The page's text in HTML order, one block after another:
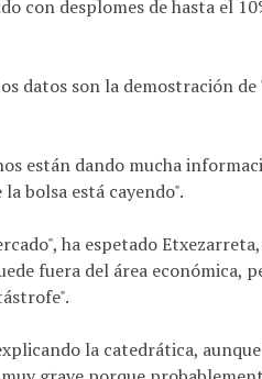
con desplomes de hasta el
datos son la demostración
están dando mucha
bolsa está cayendo".
ha espetado Etxezarreta,
fuera del área económica,
la catedrática,